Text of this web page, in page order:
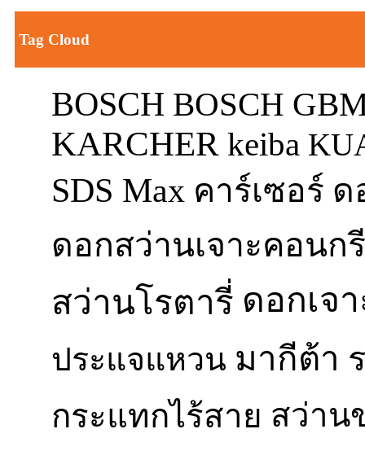
Tag Cloud
BOSCH BOSCH
KARCHER keiba
SDS Max คาร์เซอร์ ด
ดอกสว่านเจาะคอนก
สว่านโรตารี่ ดอกเจ
ประแจแหวน มากีต้า
กระแทกไร้สาย สว่าน